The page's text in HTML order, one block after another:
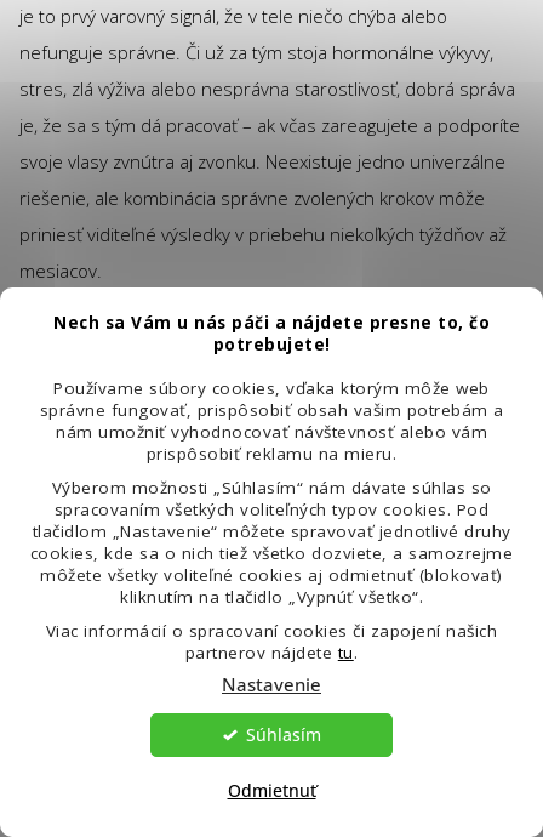
Nech sa Vám u nás páči a nájdete presne to, čo
potrebujete!
Používame súbory cookies, vďaka ktorým môže web
správne fungovať, prispôsobiť obsah vašim potrebám a
nám umožniť vyhodnocovať návštevnosť alebo vám
prispôsobiť reklamu na mieru.
Výberom možnosti „Súhlasím“ nám dávate súhlas so
spracovaním všetkých voliteľných typov cookies. Pod
tlačidlom „Nastavenie“ môžete spravovať jednotlivé druhy
cookies, kde sa o nich tiež všetko dozviete, a samozrejme
môžete všetky voliteľné cookies aj odmietnuť (blokovať)
kliknutím na tlačidlo „Vypnúť všetko“.
Viac informácií o spracovaní cookies či zapojení našich
partnerov nájdetetu.
Nastavenie
Odmietnuť
Súhlasím
je to prvý varovný signál, že v tele niečo chýba alebo
nefunguje správne. Či už za tým stoja hormonálne výkyvy,
stres, zlá výživa alebo nesprávna starostlivosť, dobrá správa
je, že sa s tým dá pracovať – ak včas zareagujete a podporíte
svoje vlasy zvnútra aj zvonku. Neexistuje jedno univerzálne
riešenie, ale kombinácia správne zvolených krokov môže
priniesť viditeľné výsledky v priebehu niekoľkých týždňov až
mesiacov.
Dôležité je počúvať svoje telo, byť k sebe trpezlivý a
nebáť sa urobiť zmenu. Vlasy potrebujú čas, výživu a
regeneráciu. A práve ich stav vám môže povedať viac, než by
sa na prvý pohľad zdalo. Pokiaľ teda cítite, že vaše vlasy nie
sú v kondícii, berte to ako šancu sa o seba lepšie postarať.
Nie kvôli dokonalosti – ale kvôli zdraviu a pohode.
ä